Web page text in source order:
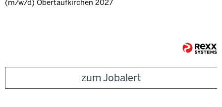
(m/w/d) Obertaufkirchen 2027
zum Jobalert